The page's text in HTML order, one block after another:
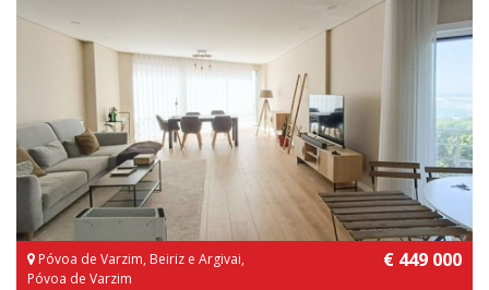
Póvoa de Varzim, Beiriz e Argivai,
Póvoa de Varzim
€ 449 000